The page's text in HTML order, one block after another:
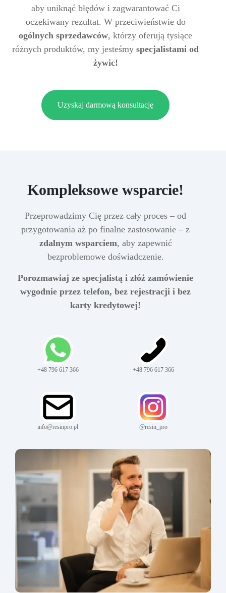
aby uniknąć błędów i zagwarantować Ci
oczekiwany rezultat. W przeciwieństwie do
ogólnych sprzedawców, którzy oferują tysiące
różnych produktów, my jesteśmy specjalistami od
żywic!
Uzyskaj darmową konsultację
Kompleksowe wsparcie!
Przeprowadzimy Cię przez cały proces – od
przygotowania aż po finalne zastosowanie – z
zdalnym wsparciem, aby zapewnić
bezproblemowe doświadczenie.
Porozmawiaj ze specjalistą i złóż zamówienie
wygodnie przez telefon, bez rejestracji i bez
karty kredytowej!
+48 796 617 366 +48 796 617 366
info@resinpro.pl @resin_pro